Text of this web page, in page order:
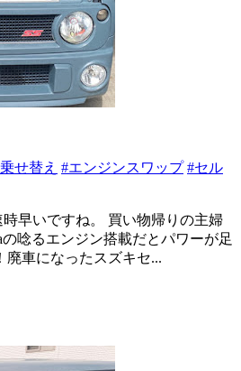
せ替え #エンジンスワップ #セル
早いですね。 買い物帰りの主婦
唸るエンジン搭載だとパワーが足
廃車になったスズキセ...